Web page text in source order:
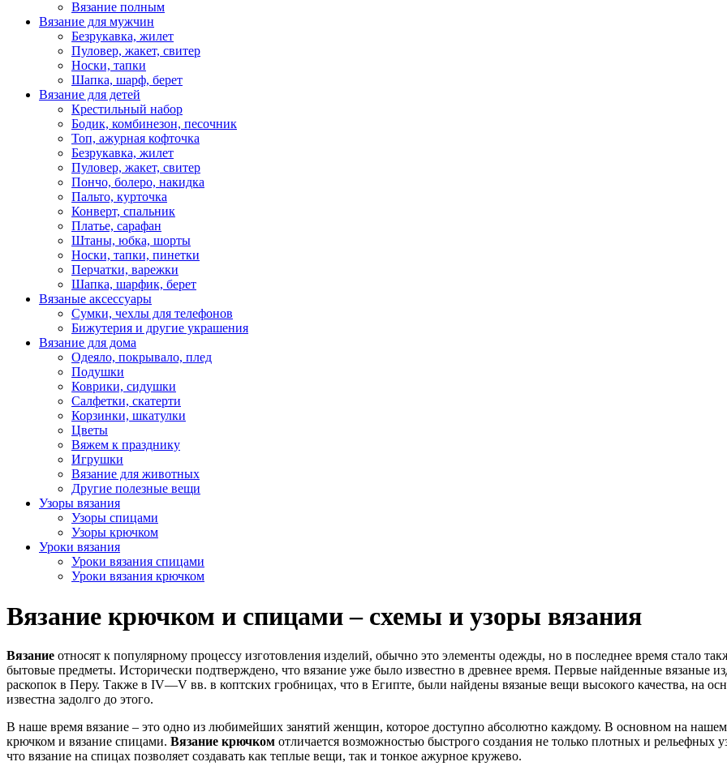
Вязание полным
Вязание для мужчин
Безрукавка, жилет
Пуловер, жакет, свитер
Носки, тапки
Шапка, шарф, берет
Вязание для детей
Крестильный набор
Бодик, комбинезон, песочник
Топ, ажурная кофточка
Безрукавка, жилет
Пуловер, жакет, свитер
Пончо, болеро, накидка
Пальто, курточка
Конверт, спальник
Платье, сарафан
Штаны, юбка, шорты
Носки, тапки, пинетки
Перчатки, варежки
Шапка, шарфик, берет
Вязаные аксессуары
Сумки, чехлы для телефонов
Бижутерия и другие украшения
Вязание для дома
Одеяло, покрывало, плед
Подушки
Коврики, сидушки
Салфетки, скатерти
Корзинки, шкатулки
Цветы
Вяжем к празднику
Игрушки
Вязание для животных
Другие полезные вещи
Узоры вязания
Узоры спицами
Узоры крючком
Уроки вязания
Уроки вязания спицами
Уроки вязания крючком
Вязание крючком и спицами – схемы и узоры вязания
Вязание относят к популярному процессу изготовления изделий, обычно это элементы одежды, но в последнее время стало
бытовые предметы. Исторически подтверждено, что вязание уже было известно в древнее время. Первые найденные вязаные
раскопок в Перу. Также в IV—V вв. в коптских гробницах, что в Египте, были найдены вязаные вещи высокого качества, на
известна задолго до этого.
В наше время вязание – это одно из любимейших занятий женщин, которое доступно абсолютно каждому. В основном на нашем
крючком и вязание спицами. Вязание крючком отличается возможностью быстрого создания не только плотных и рельефных
что вязание на спицах позволяет создавать как теплые вещи, так и тонкое ажурное кружево.